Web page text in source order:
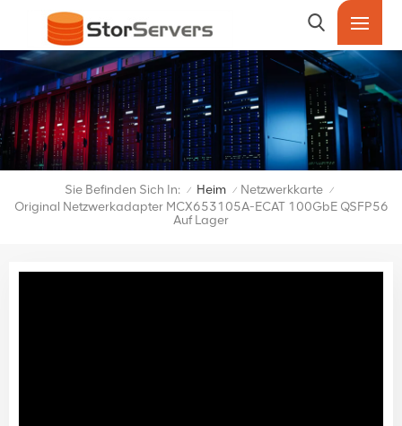
Sie Befinden Sich In: / Heim / Netzwerkkarte /
Original Netzwerkadapter MCX653105A-ECAT 100GbE QSFP56
Auf Lager